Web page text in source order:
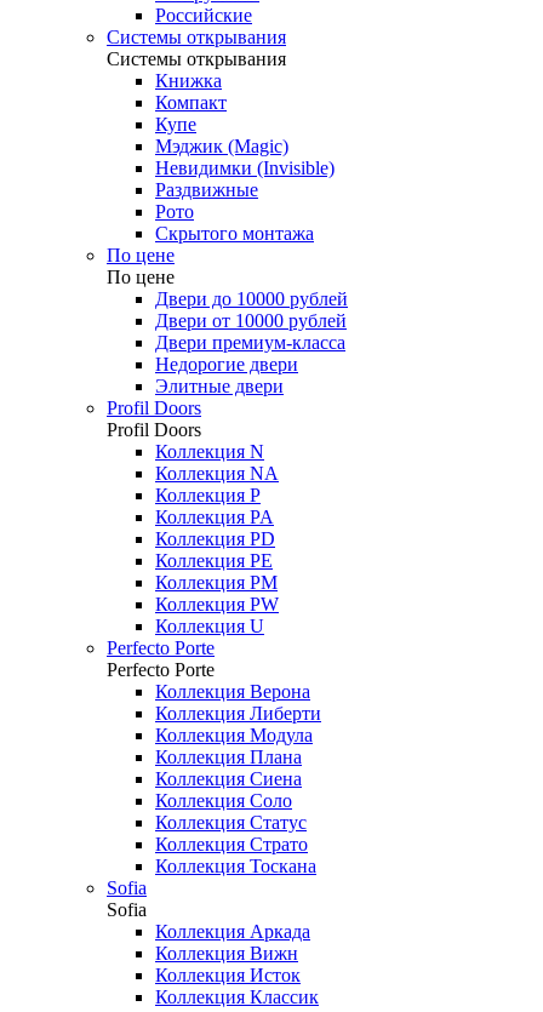
Российские
Системы открывания
Системы открывания
Книжка
Компакт
Купе
Мэджик (Magic)
Невидимки (Invisible)
Раздвижные
Рото
Скрытого монтажа
По цене
По цене
Двери до 10000 рублей
Двери от 10000 рублей
Двери премиум-класса
Недорогие двери
Элитные двери
Profil Doors
Profil Doors
Коллекция N
Коллекция NA
Коллекция P
Коллекция PA
Коллекция PD
Коллекция PE
Коллекция PM
Коллекция PW
Коллекция U
Perfecto Porte
Perfecto Porte
Коллекция Верона
Коллекция Либерти
Коллекция Модула
Коллекция Плана
Коллекция Сиена
Коллекция Соло
Коллекция Статус
Коллекция Страто
Коллекция Тоскана
Sofia
Sofia
Коллекция Аркада
Коллекция Вижн
Коллекция Исток
Коллекция Классик